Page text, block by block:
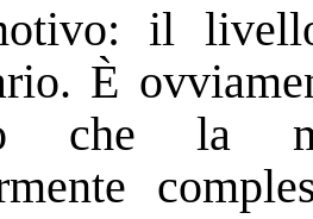
il
È
che la